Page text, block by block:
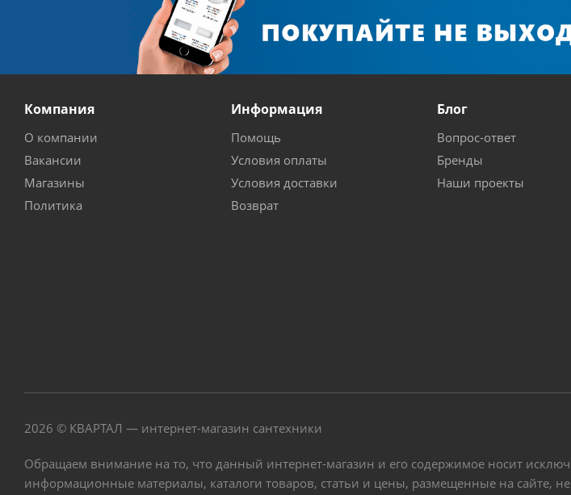
Компания
О компании
Вакансии
Магазины
Политика
Информация
Помощь
Условия оплаты
Условия доставки
Возврат
Блог
Вопрос-ответ
Бренды
Наши проекты
2026 © КВАРТАЛ — интернет-магазин сантехники
Обращаем внимание на то, что данный интернет-магазин и его содержимое носит
информационные материалы, каталоги товаров, статьи и цены, размещенные на сайте,